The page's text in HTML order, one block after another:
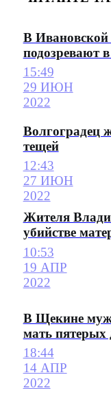
В
подозревают
15:49
29 ИЮН
2022
Волгоградец
тещей
12:43
27 ИЮН
2022
Жителя
убийстве
10:53
19 АПР
2022
В Щекине
мать пятерых
18:44
14 АПР
2022